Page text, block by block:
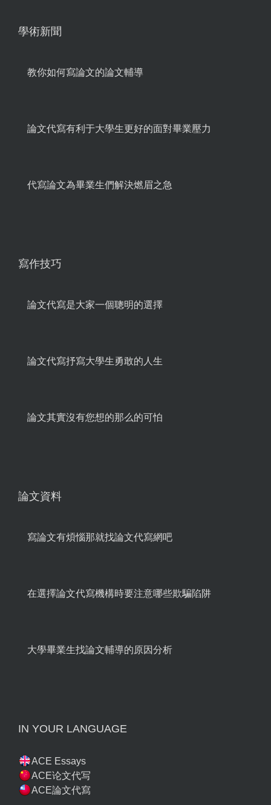
學術新聞
教你如何寫論文的論文輔導
論文代寫有利于大學生更好的面對畢業壓力
代寫論文為畢業生們解決燃眉之急
寫作技巧
論文代寫是大家一個聰明的選擇
論文代寫抒寫大學生勇敢的人生
論文其實沒有您想的那么的可怕
論文資料
寫論文有煩惱那就找論文代寫網吧
在選擇論文代寫機構時要注意哪些欺騙陷阱
大學畢業生找論文輔導的原因分析
IN YOUR LANGUAGE
ACE Essays
ACE论文代写
ACE論文代寫